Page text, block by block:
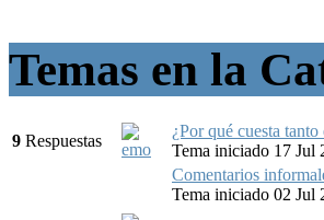
Temas en la
9 Respuestas
¿Por qué cuesta
Tema iniciado 17 Jul
Comentarios
Tema iniciado 02 Jul